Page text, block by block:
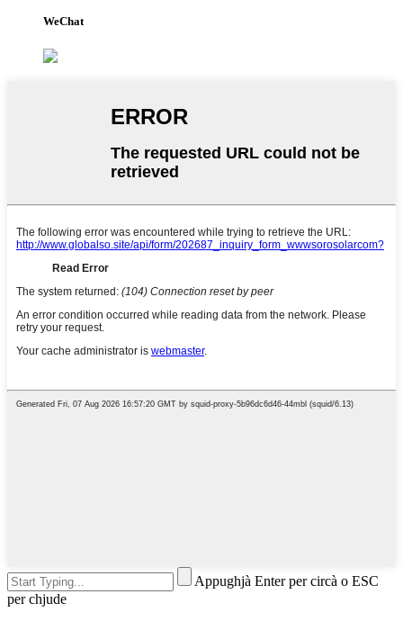
WeChat
Appughjà Enter per circà o ESC
per chjude